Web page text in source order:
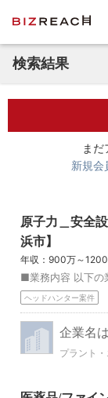
検索結果
まだ
新規会
原子力＿安全
浜市】
年収：900万～
ヘッドハンター案件
企業名
プラント